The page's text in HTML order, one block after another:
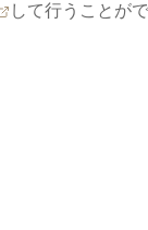
して行うことが